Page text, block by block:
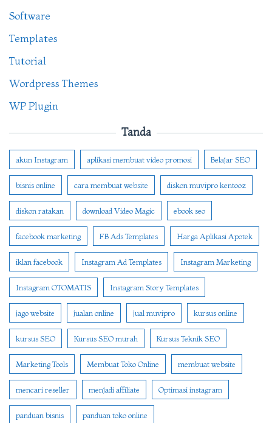
Software
Templates
Tutorial
Wordpress Themes
WP Plugin
Tanda
akun Instagram aplikasi membuat video promosi Belajar SEO
bisnis online cara membuat website diskon muvipro kentooz
diskon ratakan download Video Magic ebook seo
facebook marketing FB Ads Templates Harga Aplikasi Apotek
iklan facebook Instagram Ad Templates Instagram Marketing
Instagram OTOMATIS Instagram Story Templates
jago website jualan online jual muvipro kursus online
kursus SEO Kursus SEO murah Kursus Teknik SEO
Marketing Tools Membuat Toko Online membuat website
mencari reseller menjadi affiliate Optimasi instagram
panduan bisnis panduan toko online